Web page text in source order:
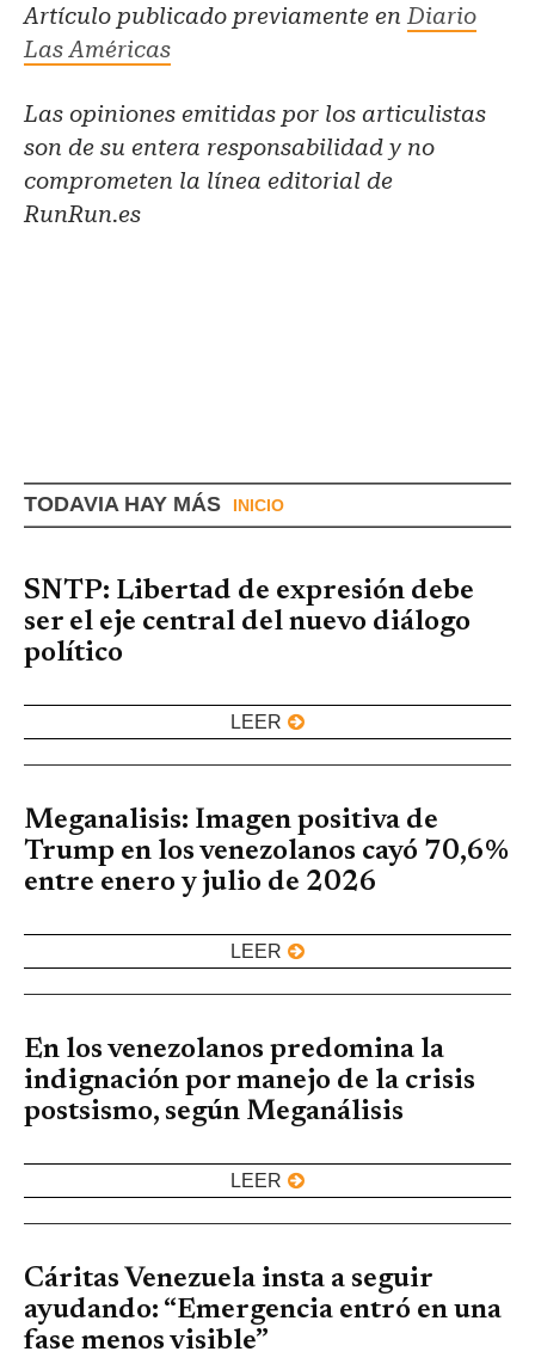
Artículo publicado previamente en Diario
Las Américas
Las opiniones emitidas por los articulistas
son de su entera responsabilidad y no
comprometen la línea editorial de
RunRun.es
TODAVIA HAY MÁS INICIO
SNTP: Libertad de expresión debe
ser el eje central del nuevo diálogo
político
LEER
Meganalisis: Imagen positiva de
Trump en los venezolanos cayó 70,6%
entre enero y julio de 2026
LEER
En los venezolanos predomina la
indignación por manejo de la crisis
postsismo, según Meganálisis
LEER
Cáritas Venezuela insta a seguir
ayudando: “Emergencia entró en una
fase menos visible”